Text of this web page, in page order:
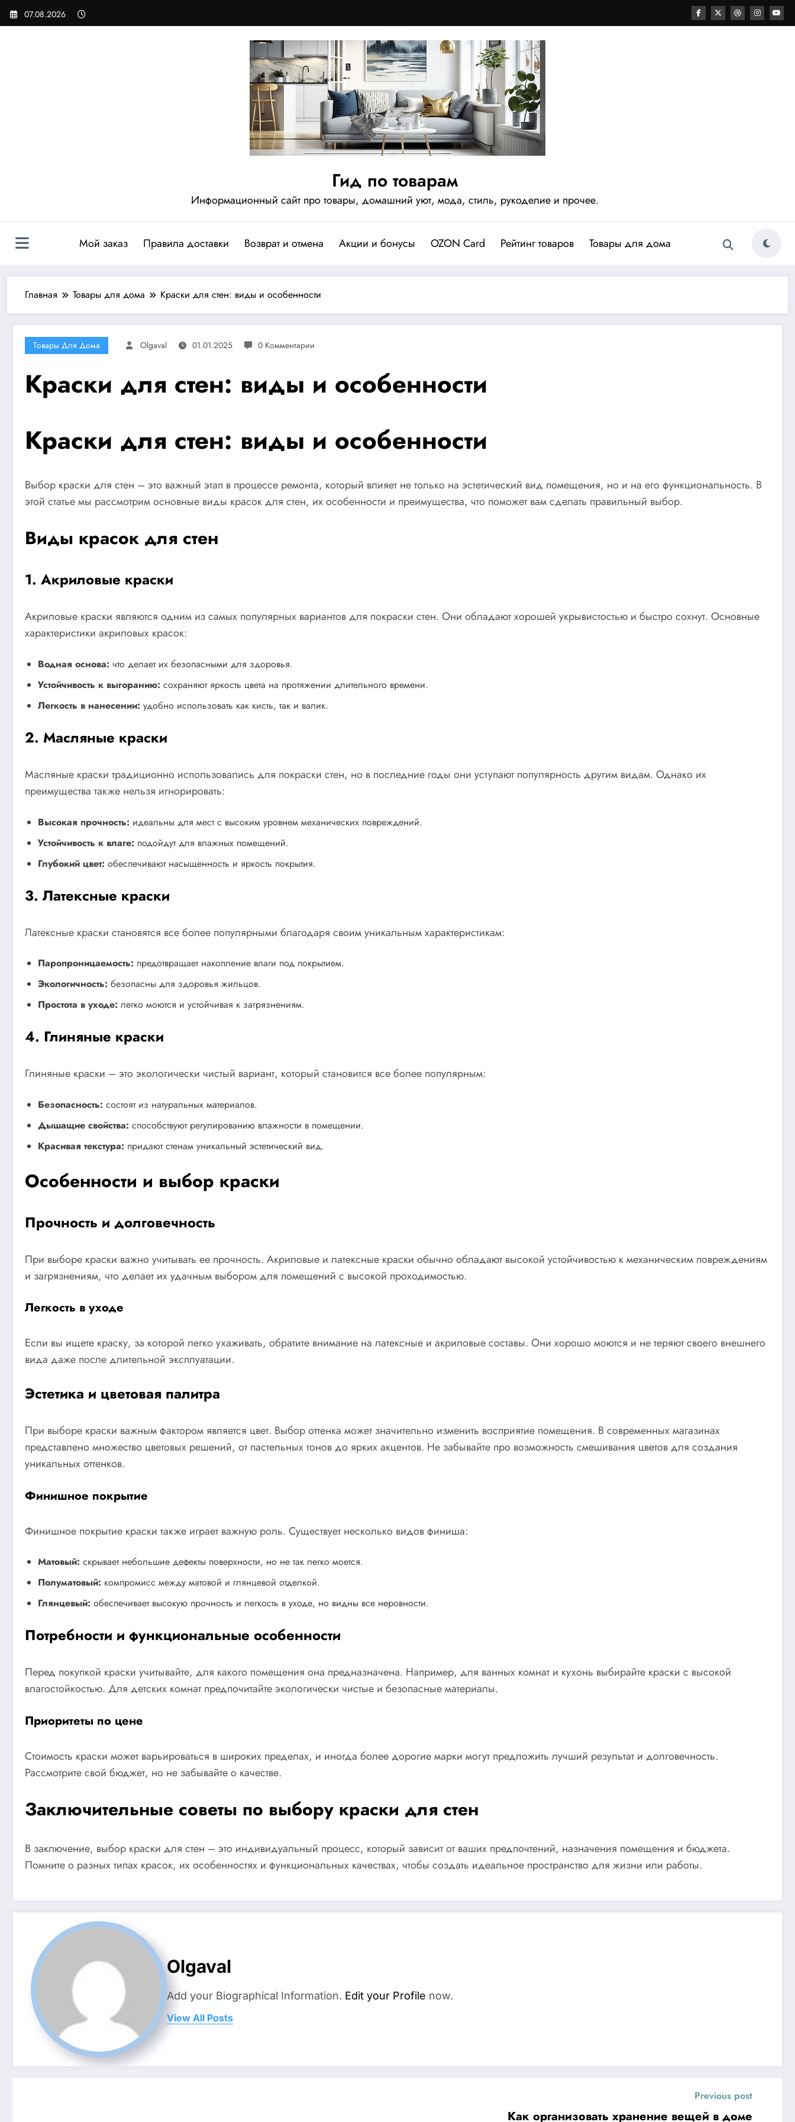
Перейти
07.08.2026
Гид по товарам
Информационный сайт про товары, домашний уют, мода, стиль, рукоделие и прочее.
Мой заказ Правила доставки Возврат и отмена Акции и бонусы OZON Card Рейтинг товаров Товары для дома
Главная Товары для дома Краски для стен: виды и особенности
Товары Для Дома Olgaval 01.01.2025 0 Комментарии
Краски для стен: виды и особенности
Краски для стен: виды и особенности
Выбор краски для стен – это важный этап в процессе ремонта, который влияет не только на эстетический вид помещения, но и на его функциональность. В
этой статье мы рассмотрим основные виды красок для стен, их особенности и преимущества, что поможет вам сделать правильный выбор.
Виды красок для стен
1. Акриловые краски
Акриловые краски являются одним из самых популярных вариантов для покраски стен. Они обладают хорошей укрывистостью и быстро сохнут. Основные
характеристики акриловых красок:
Водная основа: что делает их безопасными для здоровья.
Устойчивость к выгоранию: сохраняют яркость цвета на протяжении длительного времени.
Легкость в нанесении: удобно использовать как кисть, так и валик.
2. Масляные краски
Масляные краски традиционно использовались для покраски стен, но в последние годы они уступают популярность другим видам. Однако их
преимущества также нельзя игнорировать:
Высокая прочность: идеальны для мест с высоким уровнем механических повреждений.
Устойчивость к влаге: подойдут для влажных помещений.
Глубокий цвет: обеспечивают насыщенность и яркость покрытия.
3. Латексные краски
Латексные краски становятся все более популярными благодаря своим уникальным характеристикам:
Паропроницаемость: предотвращает накопление влаги под покрытием.
Экологичность: безопасны для здоровья жильцов.
Простота в уходе: легко моются и устойчивая к загрязнениям.
4. Глиняные краски
Глиняные краски – это экологически чистый вариант, который становится все более популярным:
Безопасность: состоят из натуральных материалов.
Дышащие свойства: способствуют регулированию влажности в помещении.
Красивая текстура: придают стенам уникальный эстетический вид.
Особенности и выбор краски
Прочность и долговечность
При выборе краски важно учитывать ее прочность. Акриловые и латексные краски обычно обладают высокой устойчивостью к механическим повреждениям
и загрязнениям, что делает их удачным выбором для помещений с высокой проходимостью.
Легкость в уходе
Если вы ищете краску, за которой легко ухаживать, обратите внимание на латексные и акриловые составы. Они хорошо моются и не теряют своего внешнего
вида даже после длительной эксплуатации.
Эстетика и цветовая палитра
При выборе краски важным фактором является цвет. Выбор оттенка может значительно изменить восприятие помещения. В современных магазинах
представлено множество цветовых решений, от пастельных тонов до ярких акцентов. Не забывайте про возможность смешивания цветов для создания
уникальных оттенков.
Финишное покрытие
Финишное покрытие краски также играет важную роль. Существует несколько видов финиша:
Матовый: скрывает небольшие дефекты поверхности, но не так легко моется.
Полуматовый: компромисс между матовой и глянцевой отделкой.
Глянцевый: обеспечивает высокую прочность и легкость в уходе, но видны все неровности.
Потребности и функциональные особенности
Перед покупкой краски учитывайте, для какого помещения она предназначена. Например, для ванных комнат и кухонь выбирайте краски с высокой
влагостойкостью. Для детских комнат предпочитайте экологически чистые и безопасные материалы.
Приоритеты по цене
Стоимость краски может варьироваться в широких пределах, и иногда более дорогие марки могут предложить лучший результат и долговечность.
Рассмотрите свой бюджет, но не забывайте о качестве.
Заключительные советы по выбору краски для стен
В заключение, выбор краски для стен – это индивидуальный процесс, который зависит от ваших предпочтений, назначения помещения и бюджета.
Помните о разных типах красок, их особенностях и функциональных качествах, чтобы создать идеальное пространство для жизни или работы.
Olgaval
Add your Biographical Information. Edit your Profile now.
View All Posts
Previous post
Как организовать хранение вещей в доме